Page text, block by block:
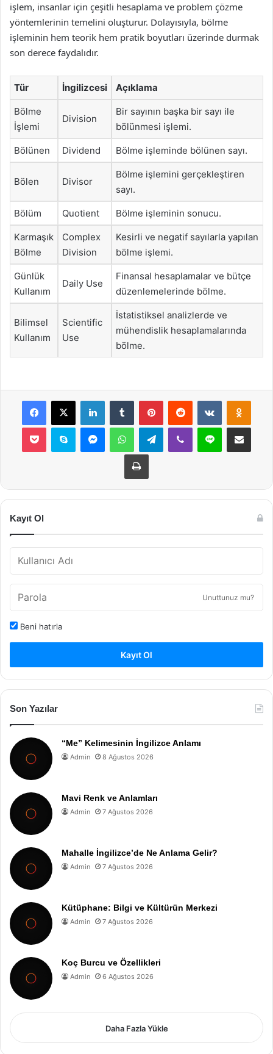
işlem, insanlar için çeşitli hesaplama ve problem çözme
yöntemlerinin temelini oluşturur. Dolayısıyla, bölme
işleminin hem teorik hem pratik boyutları üzerinde durmak
son derece faydalıdır.
Tür İngilizcesi Açıklama
Bölme
İşlemi
Division
Bir sayının başka bir sayı ile
bölünmesi işlemi.
Bölünen Dividend Bölme işleminde bölünen sayı.
Bölen Divisor
Bölme işlemini gerçekleştiren
sayı.
Bölüm Quotient Bölme işleminin sonucu.
Karmaşık
Bölme
Complex
Division
Kesirli ve negatif sayılarla yapılan
bölme işlemi.
Günlük
Kullanım
Daily Use
Finansal hesaplamalar ve bütçe
düzenlemelerinde bölme.
Bilimsel
Kullanım
Scientific
Use
İstatistiksel analizlerde ve
mühendislik hesaplamalarında
bölme.
Facebook
X LinkedInTumblr PinterestReddit VKontakte
Pocket Skype MessengerWhatsAppTelegramViber Line E-Posta ile
Yazdır
Kayıt Ol
Unuttunuz mu?
Beni hatırla
Kayıt Ol
Son Yazılar
“Me” Kelimesinin İngilizce Anlamı
Admin 8 Ağustos 2026
Mavi Renk ve Anlamları
Admin 7 Ağustos 2026
Mahalle İngilizce’de Ne Anlama Gelir?
Admin 7 Ağustos 2026
Kütüphane: Bilgi ve Kültürün Merkezi
Admin 7 Ağustos 2026
Koç Burcu ve Özellikleri
Admin 6 Ağustos 2026
Daha Fazla Yükle